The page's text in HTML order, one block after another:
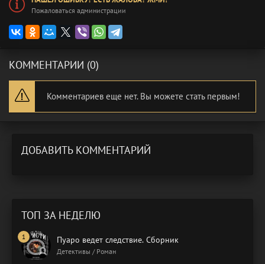
Пожаловаться администрации
КОММЕНТАРИИ (0)
Комментариев еще нет. Вы можете стать первым!
ДОБАВИТЬ КОММЕНТАРИЙ
ТОП ЗА НЕДЕЛЮ
Пуаро ведет следствие. Сборник
Детективы / Роман